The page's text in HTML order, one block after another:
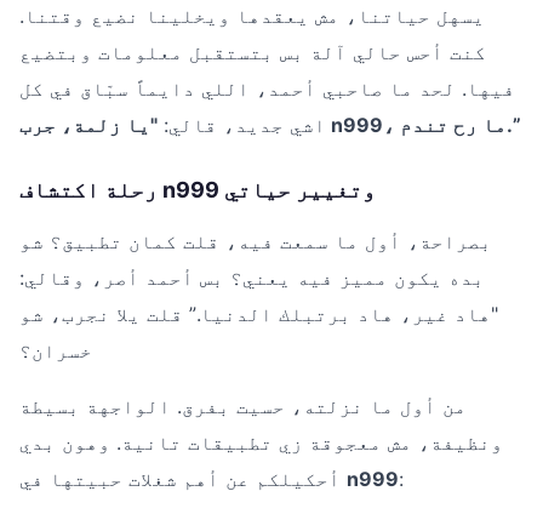
يسهل حياتنا، مش يعقدها ويخلينا نضيع وقتنا.
كنت أحس حالي آلة بس بتستقبل معلومات وبتضيع
فيها. لحد ما صاحبي أحمد، اللي دايماً سبّاق في كل
اشي جديد، قالي:
"يا زلمة، جرب n999، ما رح تندم.”
رحلة اكتشاف n999 وتغيير حياتي
بصراحة، أول ما سمعت فيه، قلت كمان تطبيق؟ شو
بده يكون مميز فيه يعني؟ بس أحمد أصر، وقالي:
"هاد غير، هاد برتبلك الدنيا.” قلت يلا نجرب، شو
خسران؟
من أول ما نزلته، حسيت بفرق. الواجهة بسيطة
ونظيفة، مش معجوقة زي تطبيقات تانية. وهون بدي
n999: